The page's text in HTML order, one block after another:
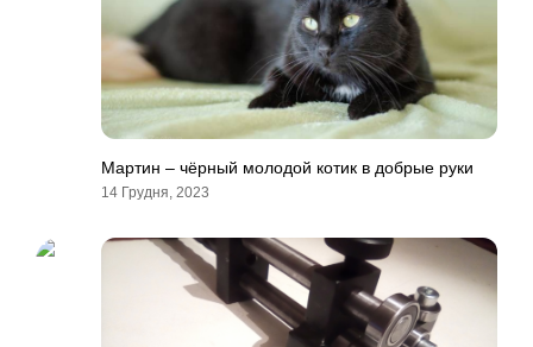
Мартин – чёрный молодой котик в добрые руки
14 Грудня, 2023